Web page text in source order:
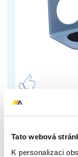
Tato webová
K personalizaci
Zarážky